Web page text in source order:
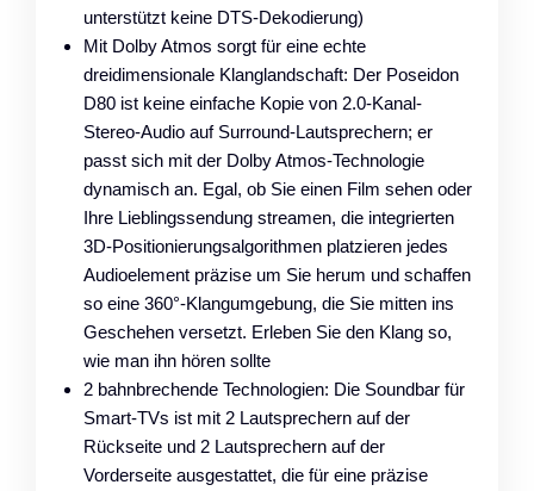
unterstützt keine DTS-Dekodierung)
Mit Dolby Atmos sorgt für eine echte
dreidimensionale Klanglandschaft: Der Poseidon
D80 ist keine einfache Kopie von 2.0-Kanal-
Stereo-Audio auf Surround-Lautsprechern; er
passt sich mit der Dolby Atmos-Technologie
dynamisch an. Egal, ob Sie einen Film sehen oder
Ihre Lieblingssendung streamen, die integrierten
3D-Positionierungsalgorithmen platzieren jedes
Audioelement präzise um Sie herum und schaffen
so eine 360°-Klangumgebung, die Sie mitten ins
Geschehen versetzt. Erleben Sie den Klang so,
wie man ihn hören sollte
2 bahnbrechende Technologien: Die Soundbar für
Smart-TVs ist mit 2 Lautsprechern auf der
Rückseite und 2 Lautsprechern auf der
Vorderseite ausgestattet, die für eine präzise